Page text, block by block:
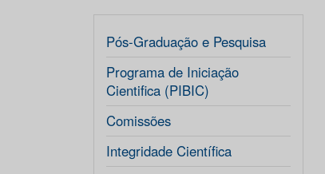
Pós-Graduação e Pesquisa
Programa de Iniciação
Cientifica (PIBIC)
Comissões
Integridade Científica